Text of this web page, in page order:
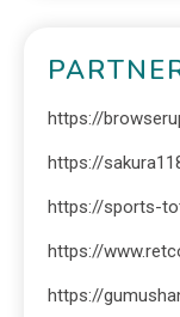
https://
https://
https://sports-
https://
https://